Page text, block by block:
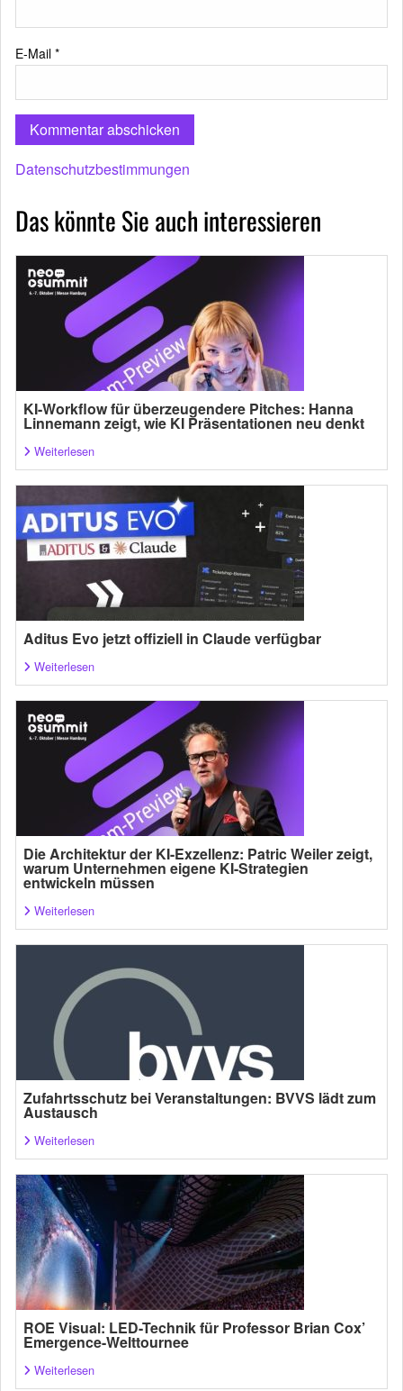
E-Mail *
Datenschutzbestimmungen
Das könnte Sie auch interessieren
KI-Workflow für überzeugendere Pitches: Hanna
Linnemann zeigt, wie KI Präsentationen neu denkt
Weiterlesen
Aditus Evo jetzt offiziell in Claude verfügbar
Weiterlesen
Die Architektur der KI-Exzellenz: Patric Weiler zeigt,
warum Unternehmen eigene KI-Strategien
entwickeln müssen
Weiterlesen
Zufahrtsschutz bei Veranstaltungen: BVVS lädt zum
Austausch
Weiterlesen
ROE Visual: LED-Technik für Professor Brian Cox’
Emergence-Welttournee
Weiterlesen